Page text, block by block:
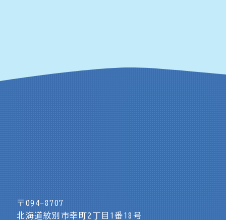
〒094-8707
北海道紋別市幸町2丁目1番18号